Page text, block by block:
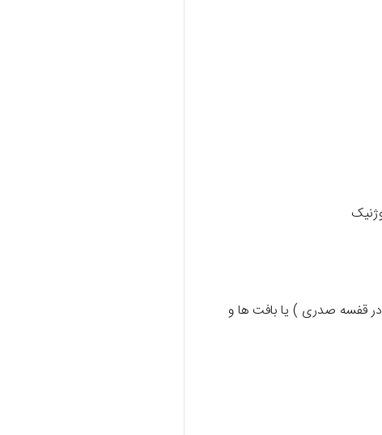
در قفسه صدری ) یا بافت ها و